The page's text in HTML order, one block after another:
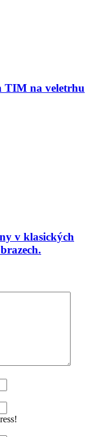
TIM na veletrhu
v klasických